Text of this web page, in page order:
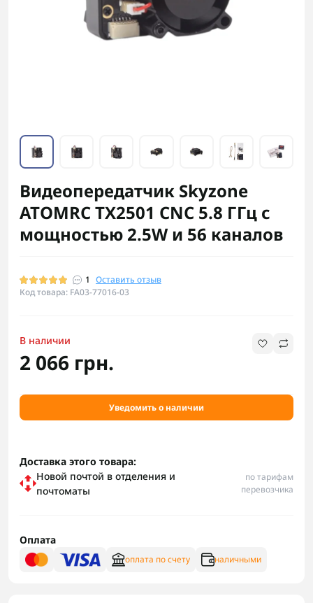
Видеопередатчик Skyzone
ATOMRC TX2501 CNC 5.8 ГГц с
мощностью 2.5W и 56 каналов
1 Оставить отзыв
Код товара: FA03-77016-03
В наличии
2 066 грн.
Уведомить о наличии
Доставка этого товара:
Новой почтой в отделения и
почтоматы
по тарифам
перевозчика
Оплата
оплата по счету наличными